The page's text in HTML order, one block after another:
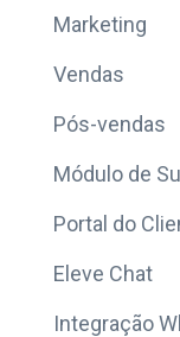
Marketing
Vendas
Pós-vendas
Módulo de
Portal do
Eleve Chat
Integração